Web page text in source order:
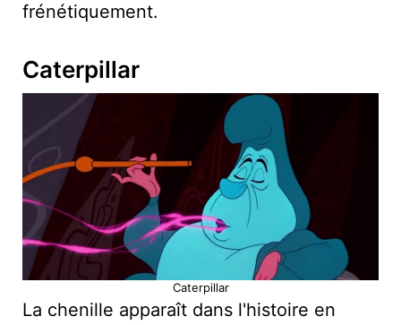
frénétiquement.
Caterpillar
Caterpillar
La chenille apparaît dans l'histoire en